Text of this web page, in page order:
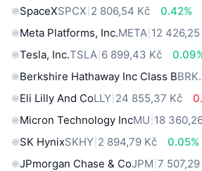
SpaceXSPCX 2 806,54 Kč
0.42%
Meta Platforms, Inc.META 12
Tesla, Inc.TSLA 6 899,43 Kč
Berkshire Hathaway Inc Class B
Eli Lilly And CoLLY 24 855,37 Kč
Micron Technology IncMU 18
SK HynixSKHY 2 894,79 Kč
0.05%
JPmorgan Chase & CoJPM 7